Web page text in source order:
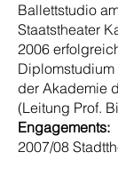
Ballettstudio
Staatstheater
2006
Diplomstudium
der Akademie
(Leitung Prof.
Engagements:
2007/08